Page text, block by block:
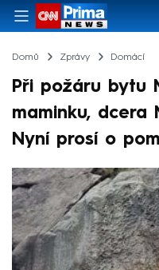
Domů Zprávy Domácí
Při požáru bytu
maminku, dcera
Nyní prosí o